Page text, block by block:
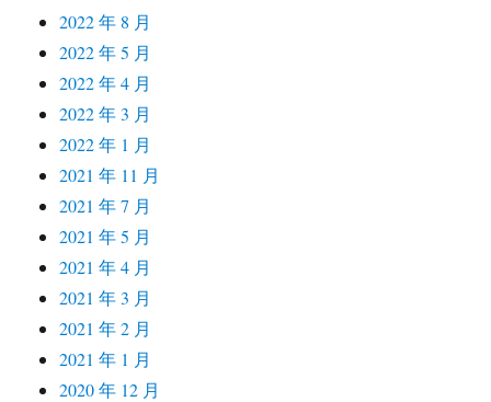
2022 年 8 月
2022 年 5 月
2022 年 4 月
2022 年 3 月
2022 年 1 月
2021 年 11 月
2021 年 7 月
2021 年 5 月
2021 年 4 月
2021 年 3 月
2021 年 2 月
2021 年 1 月
2020 年 12 月